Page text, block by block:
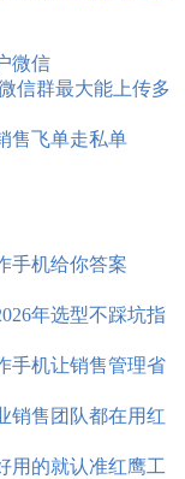
微信
信群最大能上传多
售飞单走私单
手机给你答案
年选型不踩坑指
手机让销售管理省
销售团队都在用红
用的就认准红鹰工